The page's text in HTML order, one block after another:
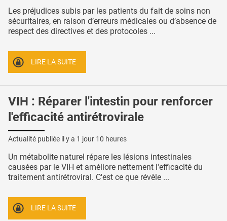
Les préjudices subis par les patients du fait de soins non
sécuritaires, en raison d’erreurs médicales ou d’absence de
respect des directives et des protocoles ...
LIRE LA SUITE
VIH : Réparer l'intestin pour renforcer
l'efficacité antirétrovirale
Actualité publiée il y a 1 jour 10 heures
Un métabolite naturel répare les lésions intestinales
causées par le VIH et améliore nettement l'efficacité du
traitement antirétroviral. C'est ce que révèle ...
LIRE LA SUITE